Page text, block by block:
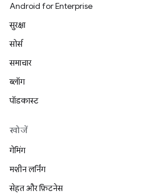
Android for Enterprise
सुरक्षा
सोर्स
समाचार
ब्लॉग
पॉडकास्ट
खोजें
गेमिंग
मशीन लर्निंग
सेहत और फ़िटनेस